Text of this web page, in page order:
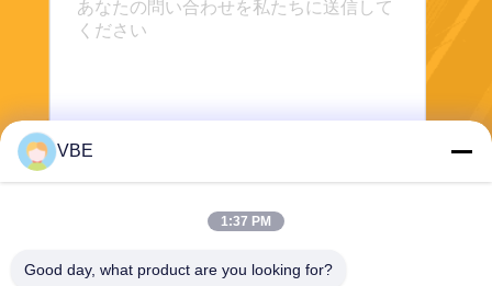
VBE
1:37 PM
Good day, what product are you looking for?